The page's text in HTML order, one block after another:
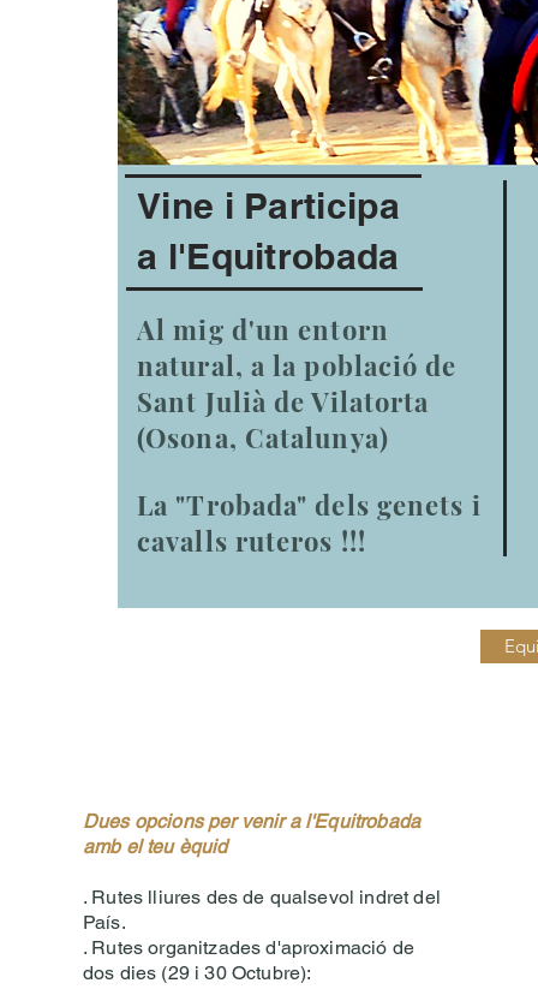
Vine i Participa
a l'Equitrobada
Al mig d'un entorn
natural, a la població de
Sant Julià de Vilatorta
(Osona, Catalunya)
La "Trobada" dels genets i
cavalls ruteros !!!
Dues opcions per venir a l'Equitrobada
amb el teu èquid
. Rutes lliures des de qualsevol indret del
País.
. Rutes organitzades d'aproximació de
dos dies (29 i 30 Octubre):